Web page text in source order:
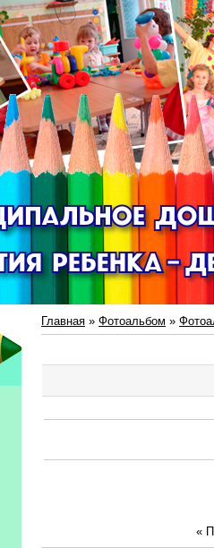
Главная » Фотоальбом »
«